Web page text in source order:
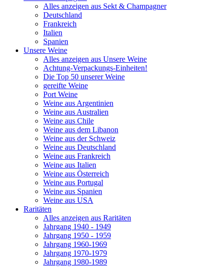
Alles anzeigen aus Sekt & Champagner
Deutschland
Frankreich
Italien
Spanien
Unsere Weine
Alles anzeigen aus Unsere Weine
Achtung-Verpackungs-Einheiten!
Die Top 50 unserer Weine
gereifte Weine
Port Weine
Weine aus Argentinien
Weine aus Australien
Weine aus Chile
Weine aus dem Libanon
Weine aus der Schweiz
Weine aus Deutschland
Weine aus Frankreich
Weine aus Italien
Weine aus Österreich
Weine aus Portugal
Weine aus Spanien
Weine aus USA
Raritäten
Alles anzeigen aus Raritäten
Jahrgang 1940 - 1949
Jahrgang 1950 - 1959
Jahrgang 1960-1969
Jahrgang 1970-1979
Jahrgang 1980-1989